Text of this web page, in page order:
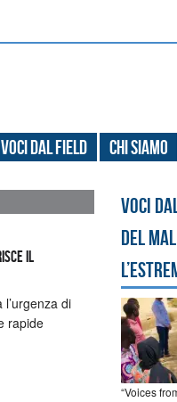
Voci dal field Chi Siamo
il
di
rapide
Voci
del
“Voices